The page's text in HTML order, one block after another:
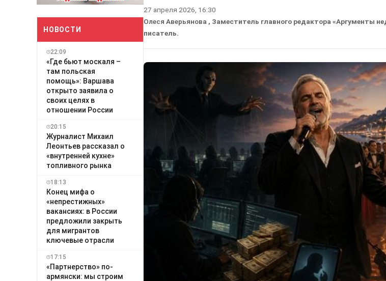
НОВОСТИ
22:09
«Где бьют москаля –
там польская
помощь»: Варшава
открыто заявила о
своих целях в
отношении России
20:15
Журналист Михаил
Леонтьев рассказал о
«внутренней кухне»
топливного рынка
18:13
Конец мифа о
«непрестижных»
вакансиях: в России
предложили закрыть
для мигрантов
ключевые отрасли
17:15
«Партнерство» по-
армянски: мы строим
27 апреля 2026, 16:30
Олеся Аверьянова , Заместитель главного редактора «Аргументы
писатель.